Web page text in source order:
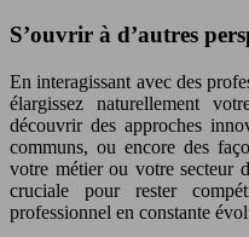
S’ouvrir à d’autres
En interagissant avec des
élargissez naturellement
découvrir des approches
communs, ou encore des
votre métier ou votre secteur
cruciale pour rester
professionnel en constante